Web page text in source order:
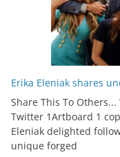
Erika Eleniak shares
Share This To
Twitter 1Artboard 1
Eleniak delighted
unique forged